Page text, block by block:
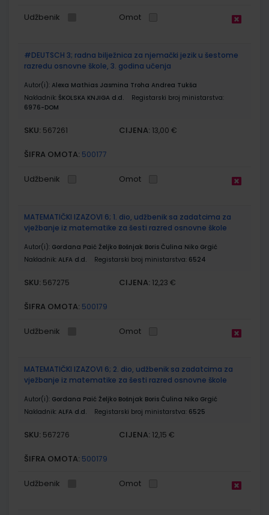
Udžbenik Omot
#DEUTSCH 3; radna bilježnica za njemački jezik u šestome
razredu osnovne škole, 3. godina učenja
Autor(i): Alexa Mathias Jasmina Troha Andrea Tukša
Nakladnik: ŠKOLSKA KNJIGA d.d.
Registarski broj ministarstva:
6976-DOM
SKU: 567261 CIJENA: 13,00 €
ŠIFRA OMOTA: 500177
Udžbenik Omot
MATEMATIČKI IZAZOVI 6; 1. dio, udžbenik sa zadatcima za
vježbanje iz matematike za šesti razred osnovne škole
Autor(i): Gordana Paić Željko Bošnjak Boris Čulina Niko Grgić
Nakladnik: ALFA d.d. Registarski broj ministarstva: 6524
SKU: 567275 CIJENA: 12,23 €
ŠIFRA OMOTA: 500179
Udžbenik Omot
MATEMATIČKI IZAZOVI 6; 2. dio, udžbenik sa zadatcima za
vježbanje iz matematike za šesti razred osnovne škole
Autor(i): Gordana Paić Željko Bošnjak Boris Čulina Niko Grgić
Nakladnik: ALFA d.d. Registarski broj ministarstva: 6525
SKU: 567276 CIJENA: 12,15 €
ŠIFRA OMOTA: 500179
Udžbenik Omot